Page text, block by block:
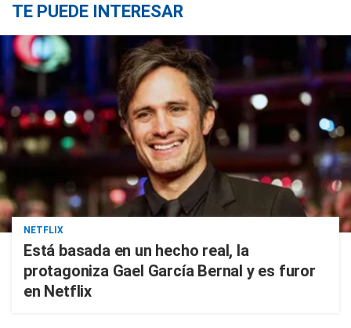
TE PUEDE INTERESAR
NETFLIX
Está basada en un hecho real, la
protagoniza Gael García Bernal y es furor
en Netflix